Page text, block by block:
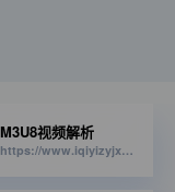
M3U8视频解析
https://www.iqiyizyjx.com/?url=